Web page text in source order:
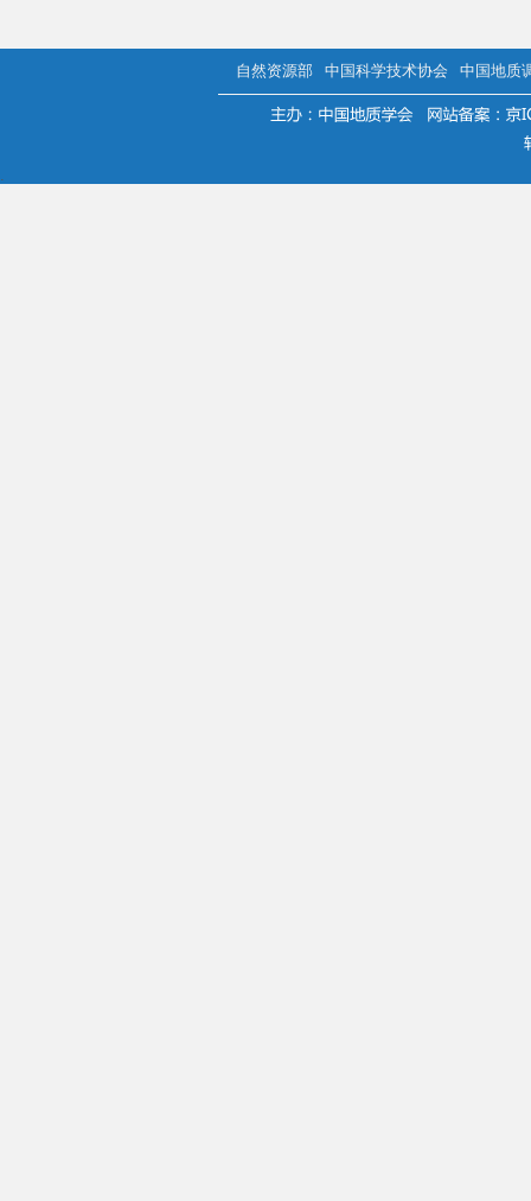
自然资源部 中国科学技术协会 中国地质
.